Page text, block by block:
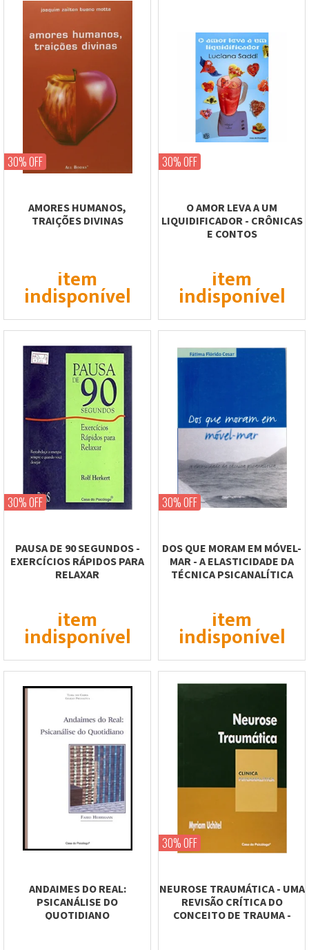
30% OFF
AMORES HUMANOS,
TRAIÇÕES DIVINAS
item
indisponível
30% OFF
O AMOR LEVA A UM
LIQUIDIFICADOR - CRÔNICAS
E CONTOS
item
indisponível
30% OFF
PAUSA DE 90 SEGUNDOS -
EXERCÍCIOS RÁPIDOS PARA
RELAXAR
item
indisponível
30% OFF
DOS QUE MORAM EM MÓVEL-
MAR - A ELASTICIDADE DA
TÉCNICA PSICANALÍTICA
item
indisponível
ANDAIMES DO REAL:
PSICANÁLISE DO
QUOTIDIANO
30% OFF
NEUROSE TRAUMÁTICA - UMA
REVISÃO CRÍTICA DO
CONCEITO DE TRAUMA -